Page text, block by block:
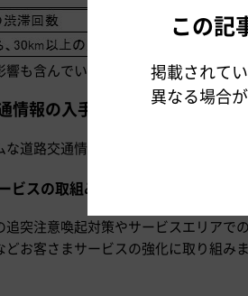
も含んでいます。
情報の入手方法
な道路交通情報や渋滞予測情報の入手
ビスの取組み（混雑対策）
追突注意喚起対策やサービスエリアで
どお客さまサービスの強化に取り組みま
この記
掲載されて
異なる場合